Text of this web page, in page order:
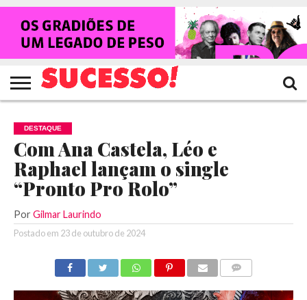
HOME
NOTÍCIAS
SHOWS
ENTREVISTAS
CLIQUES
RANKING
CROWLEY
TV
SUCESSO!
REVISTA
SUCESSO!
DESTAQUE
Com Ana Castela, Léo e
Raphael lançam o single
“Pronto Pro Rolo”
Por Gilmar Laurindo
Postado em 23 de outubro de 2024